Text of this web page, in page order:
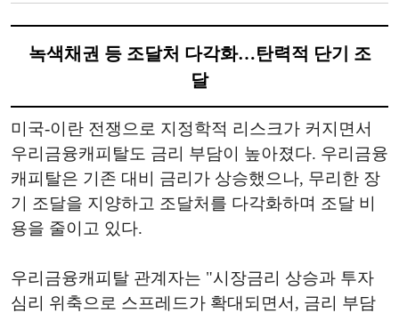
녹색채권 등 조달처 다각화…탄력적 단기 조
달
미국-이란 전쟁으로 지정학적 리스크가 커지면서
우리금융캐피탈도 금리 부담이 높아졌다. 우리금융
캐피탈은 기존 대비 금리가 상승했으나, 무리한 장
기 조달을 지양하고 조달처를 다각화하며 조달 비
용을 줄이고 있다.
우리금융캐피탈 관계자는 "시장금리 상승과 투자
심리 위축으로 스프레드가 확대되면서, 금리 부담